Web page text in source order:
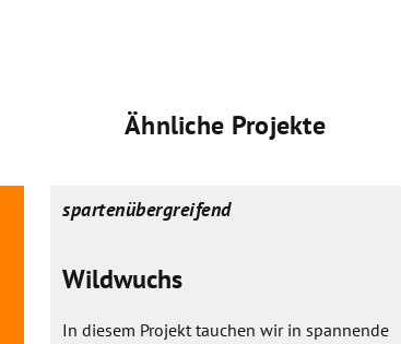
Ähnliche Projekte
spartenübergreifend
Wildwuchs
In diesem Projekt tauchen wir in spannende